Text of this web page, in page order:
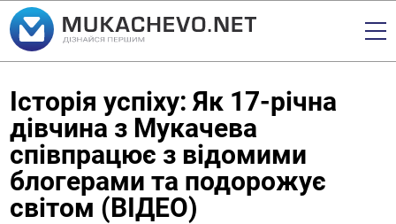
Історія успіху: Як 17-річна
дівчина з Мукачева
співпрацює з відомими
блогерами та подорожує
світом (ВІДЕО)